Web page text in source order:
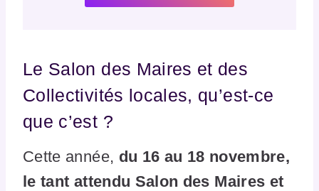
Le Salon des Maires et des
Collectivités locales, qu’est-ce
que c’est ?
Cette année, du 16 au 18 novembre,
le tant attendu Salon des Maires et